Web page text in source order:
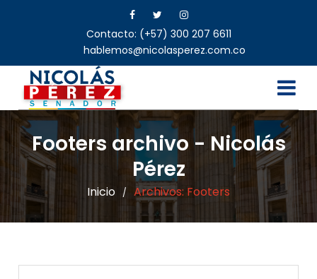
Contacto: (+57) 300 207 6611
hablemos@nicolasperez.com.co
Footers archivo - Nicolás
Pérez
Inicio / Archivos: Footers